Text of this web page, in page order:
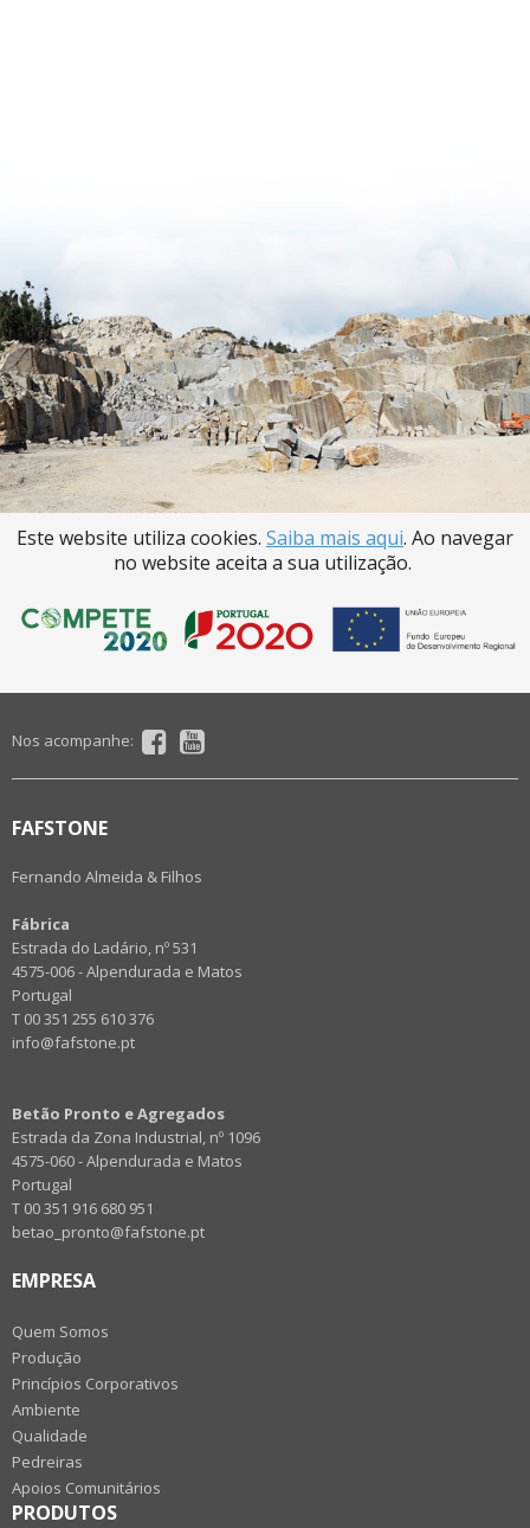
Este website utiliza cookies. Saiba mais aqui. Ao navegar
no website aceita a sua utilização.
Nos acompanhe:
FAFSTONE
Fernando Almeida & Filhos
Fábrica
Estrada do Ladário, nº 531
4575-006 - Alpendurada e Matos
Portugal
T 00 351 255 610 376
info@fafstone.pt
Betão Pronto e Agregados
Estrada da Zona Industrial, nº 1096
4575-060 - Alpendurada e Matos
Portugal
T 00 351 916 680 951
betao_pronto@fafstone.pt
EMPRESA
Quem Somos
Produção
Princípios Corporativos
Ambiente
Qualidade
Pedreiras
Apoios Comunitários
PRODUTOS